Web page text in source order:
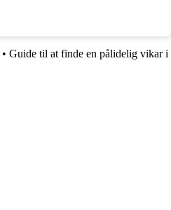
• Guide til at finde en pålidelig vikar i